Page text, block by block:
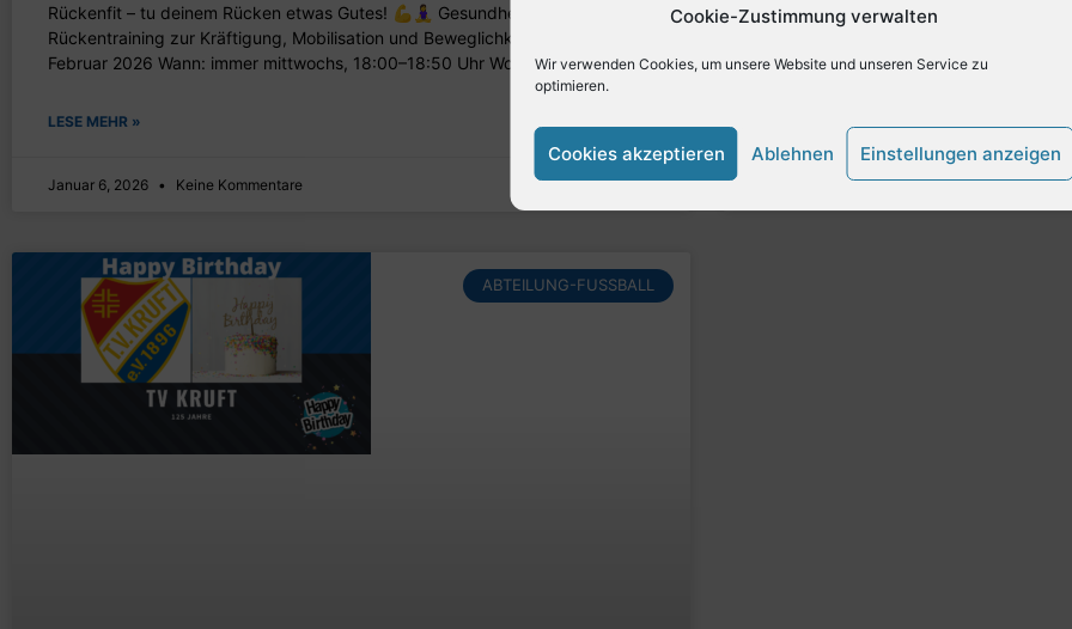
Cookie-Zustimmung verwalten
Wir verwenden Cookies, um unsere Website und unseren Service zu
optimieren.
Cookies akzeptieren Ablehnen Einstellungen anzeigen
Rückenfit – tu deinem Rücken etwas Gutes! 💪🧘‍♀️ Gesundheitsorientiertes
Rückentraining zur Kräftigung, Mobilisation und Beweglichkeit. Start: 18.
Februar 2026 Wann: immer mittwochs, 18:00–18:50 Uhr Wo:
LESE MEHR »
Januar 6, 2026 Keine Kommentare
Einladung zum Lichterabend 2025 in
Dorfplatz in ein funkelndes Meer aus
November 8, 2025 Keine Kommentare
ABTEILUNG-FUSSBALL